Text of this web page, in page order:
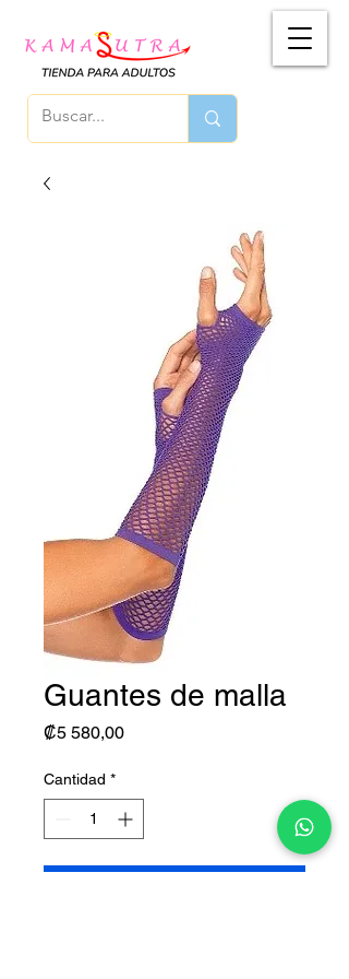
Guantes de malla
₡5 580,00Precio
Cantidad *